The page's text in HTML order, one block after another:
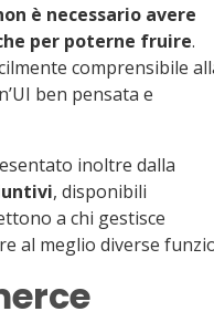
è necessario avere
per poterne fruire.
comprensibile
ben pensata e
inoltre dalla
, disponibili
a chi gestisce
al meglio diverse